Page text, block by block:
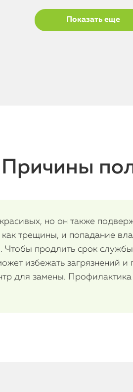
Показать еще
но он также
трещины, и попадание
продлить срок
избежать загрязнений
для замены.